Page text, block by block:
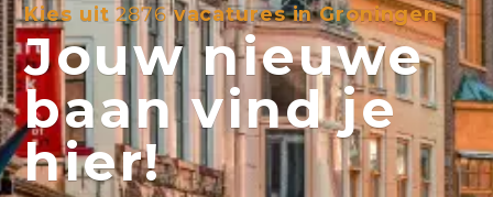
Kies uit2876vacatures in Groningen
Jouw nieuwe
baan vind je
hier!